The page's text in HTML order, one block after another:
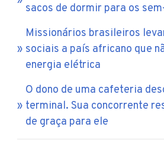
sacos de dormir para os
Missionários brasileiros
sociais a país africano que
energia elétrica
O dono de uma cafeteria
terminal. Sua concorrente
de graça para ele